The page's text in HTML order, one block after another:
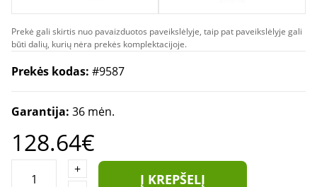
Prekė gali skirtis nuo pavaizduotos paveikslėlyje, taip pat paveikslėlyje gali
būti dalių, kurių nėra prekės komplektacijoje.
Prekės kodas: #9587
Garantija: 36 mėn.
128.64€
+
Į KREPŠELĮ